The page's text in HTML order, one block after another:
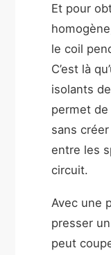
Et pour
le coil
C’est là
isolants
permet
sans
entre les
circuit.
Avec une
presser
peut